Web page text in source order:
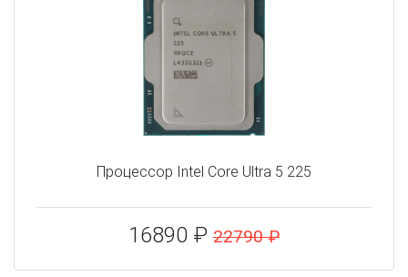
Процессор Intel Core Ultra 5 225
16890 ₽ 22790 ₽